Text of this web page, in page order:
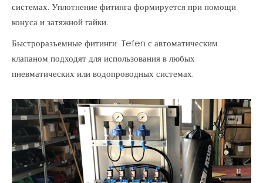
системах. Уплотнение фитинга формируется при помощи
конуса и затяжной гайки.
Быстроразъемные фитинги Tefen с автоматическим
клапаном подходят для использования в любых
пневматических или водопроводных системах.